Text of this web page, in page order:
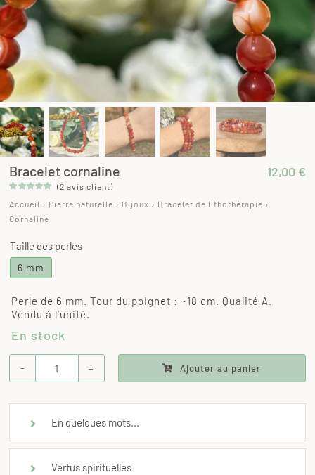
Bracelet cornaline 12,00 €
sur 5 basé
sur
notations
(2 avis client)
Accueil › Pierre naturelle › Bijoux › Bracelet de lithothérapie ›
Cornaline
Taille des perles
6 mm
Perle de 6 mm. Tour du poignet : ~18 cm. Qualité A.
Vendu à l’unité.
En stock
quantité
Bracelet
Ajouter au panier
En quelques mots...
Vertus spirituelles